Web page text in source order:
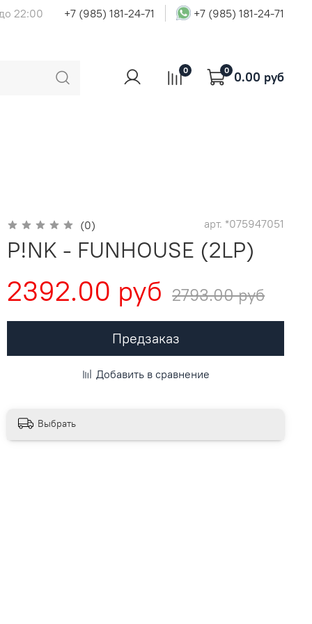
22:00 +7 (985) 181-24-71 +7 (985) 181-24-71
0 0 0.00 руб
(0) арт. *075947051
P!NK - FUNHOUSE (2LP)
2392.00 руб 2793.00 руб
Предзаказ
Добавить в сравнение
Выбрать